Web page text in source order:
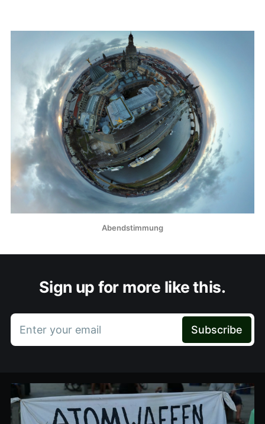
Abendstimmung
Sign up for more like this.
Enter your email Subscribe